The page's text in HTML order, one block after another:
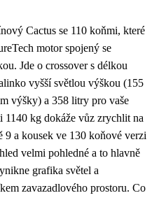
Cactus se 110 koňmi, které
motor spojený se
Jde o crossover s délkou
vyšší světlou výškou (155
výšky) a 358 litry pro vaše
kg dokáže vůz zrychlit na
a kousek ve 130 koňové verzi
velmi pohledné a to hlavně
grafika světel a
zavazadlového prostoru. Co